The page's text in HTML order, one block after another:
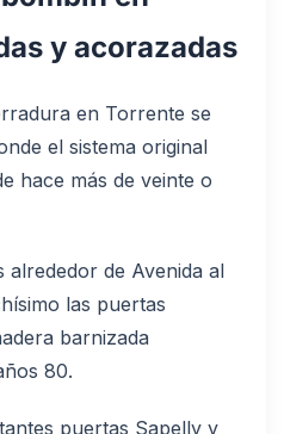
y acorazadas
en Torrente se
el sistema original
hace más de veinte o
alrededor de Avenida al
las puertas
barnizada
80.
puertas Sapelly y